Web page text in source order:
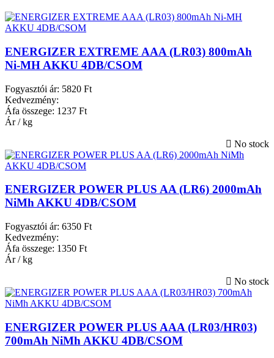
ENERGIZER EXTREME AAA (LR03) 800mAh
Ni-MH AKKU 4DB/CSOM
Fogyasztói ár: 5820 Ft
Kedvezmény:
Áfa összege: 1237 Ft
Ár / kg
No stock
ENERGIZER POWER PLUS AA (LR6) 2000mAh
NiMh AKKU 4DB/CSOM
Fogyasztói ár: 6350 Ft
Kedvezmény:
Áfa összege: 1350 Ft
Ár / kg
No stock
ENERGIZER POWER PLUS AAA (LR03/HR03)
700mAh NiMh AKKU 4DB/CSOM